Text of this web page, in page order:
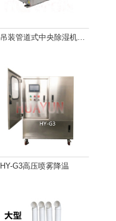
HY-G3高压喷雾降温